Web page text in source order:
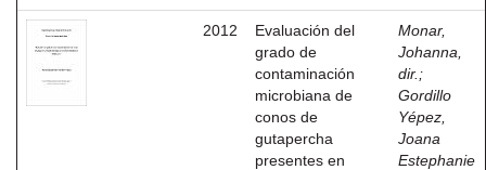
2012
Evaluación del
grado de
contaminación
microbiana de
conos de
gutapercha
presentes en
Monar,
Johanna,
dir. ;
Gordillo
Yépez,
Joana
Estephanie